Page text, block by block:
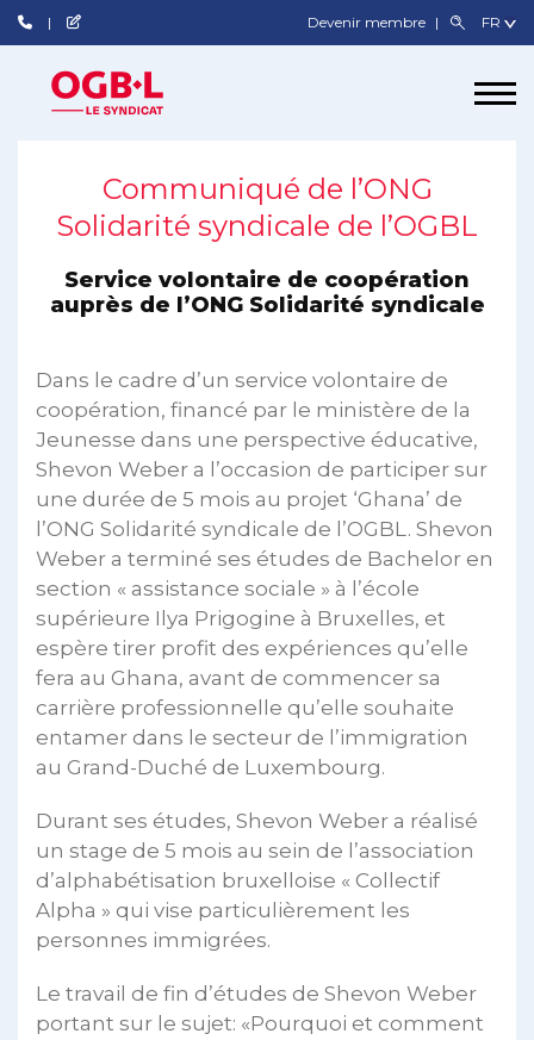
Devenir membre
Communiqué de l’ONG
Solidarité syndicale de l’OGBL
Service volontaire de coopération
auprès de l’ONG Solidarité syndicale
Dans le cadre d’un service volontaire de
coopération, financé par le ministère de la
Jeunesse dans une perspective éducative,
Shevon Weber a l’occasion de participer sur
une durée de 5 mois au projet ‘Ghana’ de
l’ONG Solidarité syndicale de l’OGBL. Shevon
Weber a terminé ses études de Bachelor en
section « assistance sociale » à l’école
supérieure Ilya Prigogine à Bruxelles, et
espère tirer profit des expériences qu’elle
fera au Ghana, avant de commencer sa
carrière professionnelle qu’elle souhaite
entamer dans le secteur de l’immigration
au Grand-Duché de Luxembourg.
Durant ses études, Shevon Weber a réalisé
un stage de 5 mois au sein de l’association
d’alphabétisation bruxelloise « Collectif
Alpha » qui vise particulièrement les
personnes immigrées.
Le travail de fin d’études de Shevon Weber
portant sur le sujet: «Pourquoi et comment